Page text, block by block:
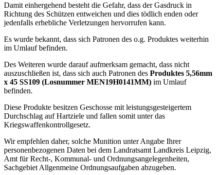
Damit einhergehend besteht die Gefahr, dass der Gasdruck in
Richtung des Schützen entweichen und dies tödlich enden oder
jedenfalls erhebliche Verletzungen hervorrufen kann.
Es wurde bekannt, dass sich Patronen des o.g. Produktes weiterhin
im Umlauf befinden.
Des Weiteren wurde darauf aufmerksam gemacht, dass nicht
auszuschließen ist, dass sich auch Patronen des Produktes 5,56mm
x 45 SS109 (Losnummer MEN19H0141MM) im Umlauf
befinden.
Diese Produkte besitzen Geschosse mit leistungsgesteigertem
Durchschlag auf Hartziele und fallen somit unter das
Kriegswaffenkontrollgesetz.
Wir empfehlen daher, solche Munition unter Angabe Ihrer
personenbezogenen Daten bei dem Landratsamt Landkreis Leipzig,
Amt für Recht-, Kommunal- und Ordnungsangelegenheiten,
Sachgebiet Allgenmeine Ordnungsaufgaben abzugeben.